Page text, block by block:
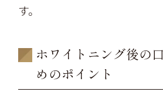
す。
ホワイトニング後の
めのポイント